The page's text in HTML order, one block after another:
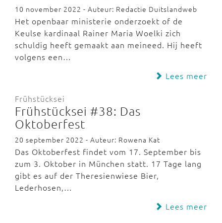
10 november 2022 - Auteur: Redactie Duitslandweb
Het openbaar ministerie onderzoekt of de
Keulse kardinaal Rainer Maria Woelki zich
schuldig heeft gemaakt aan meineed. Hij heeft
volgens een…
Lees meer
Frühstücksei
Frühstücksei #38: Das
Oktoberfest
20 september 2022 - Auteur: Rowena Kat
Das Oktoberfest findet vom 17. September bis
zum 3. Oktober in München statt. 17 Tage lang
gibt es auf der Theresienwiese Bier,
Lederhosen,…
Lees meer